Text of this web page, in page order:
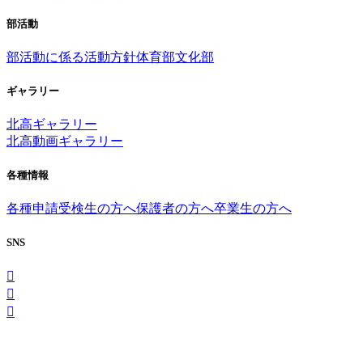
部活動
部活動に係る活動方針体育部文化部
ギャラリー
北高ギャラリー
北高動画ギャラリー
各種情報
各種申請受検生の方へ保護者の方へ卒業生の方へ
SNS